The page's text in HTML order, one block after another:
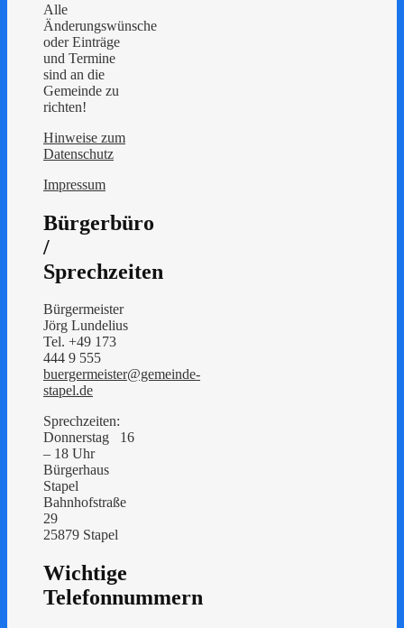
Alle
Änderungswünsche
oder Einträge
und Termine
sind an die
Gemeinde zu
richten!
Hinweise zum
Datenschutz
Impressum
Bürgerbüro
/
Sprechzeiten
Bürgermeister
Jörg Lundelius
Tel. +49 173
444 9 555
buergermeister@gemeinde-
stapel.de
Sprechzeiten:
Donnerstag 16
– 18 Uhr
Bürgerhaus
Stapel
Bahnhofstraße
29
25879 Stapel
Wichtige
Telefonnummern